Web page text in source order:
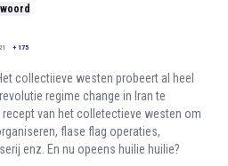
+ 175
collectiieve westen probeert al heel
regime change in Iran te
van het colletectieve westen om
flase flag operaties,
enz. En nu opeens huilie huilie?